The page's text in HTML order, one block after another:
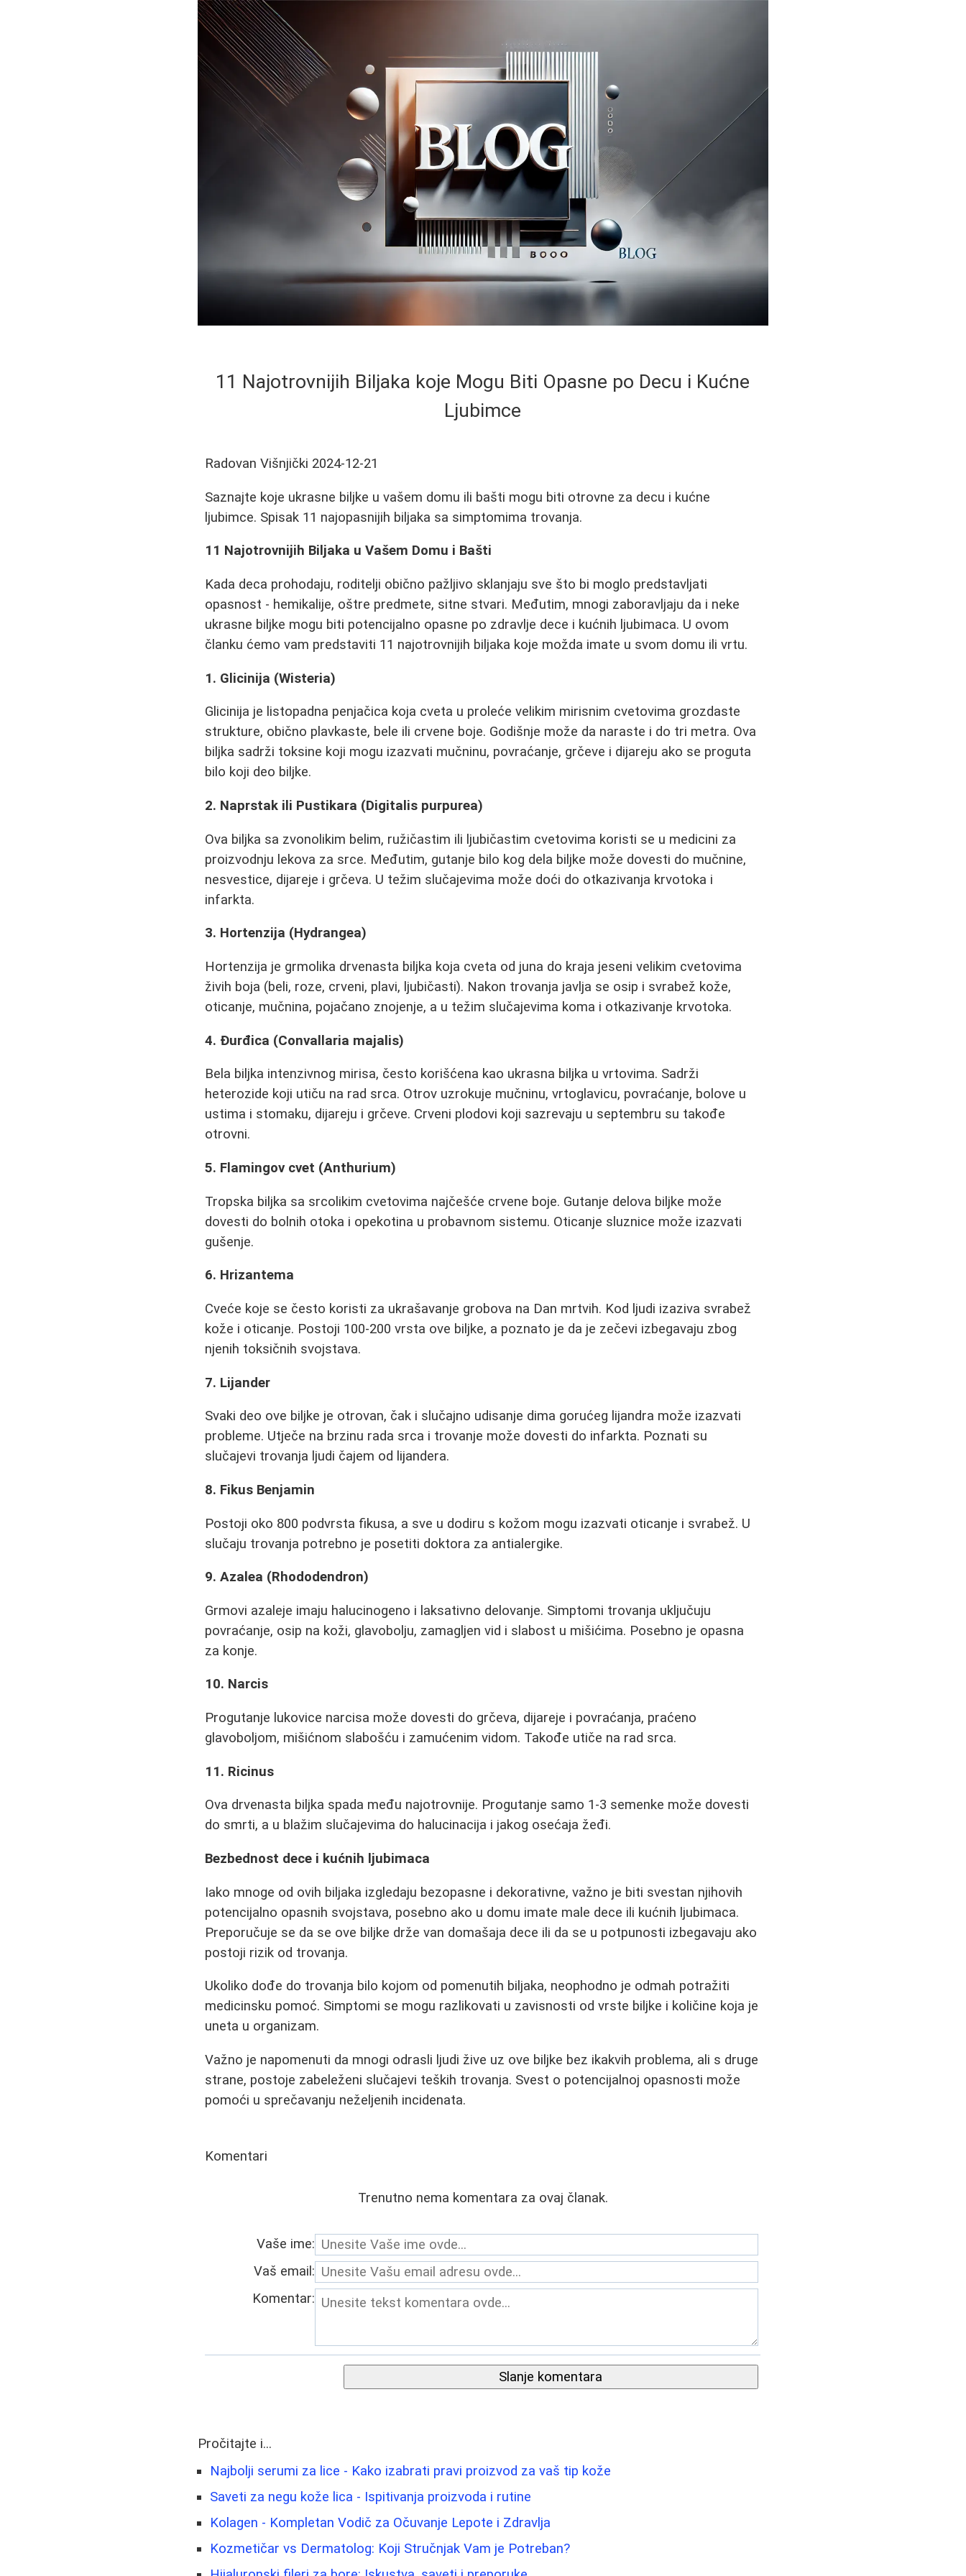
11 Najotrovnijih Biljaka koje Mogu Biti Opasne po Decu i Kućne
Ljubimce
Radovan Višnjički 2024-12-21
Saznajte koje ukrasne biljke u vašem domu ili bašti mogu biti otrovne za decu i kućne
ljubimce. Spisak 11 najopasnijih biljaka sa simptomima trovanja.
11 Najotrovnijih Biljaka u Vašem Domu i Bašti
Kada deca prohodaju, roditelji obično pažljivo sklanjaju sve što bi moglo predstavljati
opasnost - hemikalije, oštre predmete, sitne stvari. Međutim, mnogi zaboravljaju da i neke
ukrasne biljke mogu biti potencijalno opasne po zdravlje dece i kućnih ljubimaca. U ovom
članku ćemo vam predstaviti 11 najotrovnijih biljaka koje možda imate u svom domu ili vrtu.
1. Glicinija (Wisteria)
Glicinija je listopadna penjačica koja cveta u proleće velikim mirisnim cvetovima grozdaste
strukture, obično plavkaste, bele ili crvene boje. Godišnje može da naraste i do tri metra. Ova
biljka sadrži toksine koji mogu izazvati mučninu, povraćanje, grčeve i dijareju ako se proguta
bilo koji deo biljke.
2. Naprstak ili Pustikara (Digitalis purpurea)
Ova biljka sa zvonolikim belim, ružičastim ili ljubičastim cvetovima koristi se u medicini za
proizvodnju lekova za srce. Međutim, gutanje bilo kog dela biljke može dovesti do mučnine,
nesvestice, dijareje i grčeva. U težim slučajevima može doći do otkazivanja krvotoka i
infarkta.
3. Hortenzija (Hydrangea)
Hortenzija je grmolika drvenasta biljka koja cveta od juna do kraja jeseni velikim cvetovima
živih boja (beli, roze, crveni, plavi, ljubičasti). Nakon trovanja javlja se osip i svrabež kože,
oticanje, mučnina, pojačano znojenje, a u težim slučajevima koma i otkazivanje krvotoka.
4. Đurđica (Convallaria majalis)
Bela biljka intenzivnog mirisa, često korišćena kao ukrasna biljka u vrtovima. Sadrži
heterozide koji utiču na rad srca. Otrov uzrokuje mučninu, vrtoglavicu, povraćanje, bolove u
ustima i stomaku, dijareju i grčeve. Crveni plodovi koji sazrevaju u septembru su takođe
otrovni.
5. Flamingov cvet (Anthurium)
Tropska biljka sa srcolikim cvetovima najčešće crvene boje. Gutanje delova biljke može
dovesti do bolnih otoka i opekotina u probavnom sistemu. Oticanje sluznice može izazvati
gušenje.
6. Hrizantema
Cveće koje se često koristi za ukrašavanje grobova na Dan mrtvih. Kod ljudi izaziva svrabež
kože i oticanje. Postoji 100-200 vrsta ove biljke, a poznato je da je zečevi izbegavaju zbog
njenih toksičnih svojstava.
7. Lijander
Svaki deo ove biljke je otrovan, čak i slučajno udisanje dima gorućeg lijandra može izazvati
probleme. Utječe na brzinu rada srca i trovanje može dovesti do infarkta. Poznati su
slučajevi trovanja ljudi čajem od lijandera.
8. Fikus Benjamin
Postoji oko 800 podvrsta fikusa, a sve u dodiru s kožom mogu izazvati oticanje i svrabež. U
slučaju trovanja potrebno je posetiti doktora za antialergike.
9. Azalea (Rhododendron)
Grmovi azaleje imaju halucinogeno i laksativno delovanje. Simptomi trovanja uključuju
povraćanje, osip na koži, glavobolju, zamagljen vid i slabost u mišićima. Posebno je opasna
za konje.
10. Narcis
Progutanje lukovice narcisa može dovesti do grčeva, dijareje i povraćanja, praćeno
glavoboljom, mišićnom slabošću i zamućenim vidom. Takođe utiče na rad srca.
11. Ricinus
Ova drvenasta biljka spada među najotrovnije. Progutanje samo 1-3 semenke može dovesti
do smrti, a u blažim slučajevima do halucinacija i jakog osećaja žeđi.
Bezbednost dece i kućnih ljubimaca
Iako mnoge od ovih biljaka izgledaju bezopasne i dekorativne, važno je biti svestan njihovih
potencijalno opasnih svojstava, posebno ako u domu imate male dece ili kućnih ljubimaca.
Preporučuje se da se ove biljke drže van domašaja dece ili da se u potpunosti izbegavaju ako
postoji rizik od trovanja.
Ukoliko dođe do trovanja bilo kojom od pomenutih biljaka, neophodno je odmah potražiti
medicinsku pomoć. Simptomi se mogu razlikovati u zavisnosti od vrste biljke i količine koja je
uneta u organizam.
Važno je napomenuti da mnogi odrasli ljudi žive uz ove biljke bez ikakvih problema, ali s druge
strane, postoje zabeleženi slučajevi teških trovanja. Svest o potencijalnoj opasnosti može
pomoći u sprečavanju neželjenih incidenata.
Komentari
Trenutno nema komentara za ovaj članak.
Vaše ime:
Vaš email:
Komentar:
Slanje komentara
Pročitajte i...
Najbolji serumi za lice - Kako izabrati pravi proizvod za vaš tip kože
Saveti za negu kože lica - Ispitivanja proizvoda i rutine
Kolagen - Kompletan Vodič za Očuvanje Lepote i Zdravlja
Kozmetičar vs Dermatolog: Koji Stručnjak Vam je Potreban?